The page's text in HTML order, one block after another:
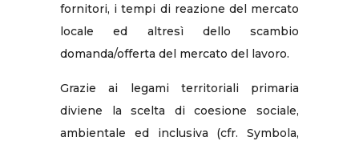
fornitori, i tempi di reazione del mercato
locale ed altresì dello scambio
domanda/offerta del mercato del lavoro.
Grazie ai legami territoriali primaria
diviene la scelta di coesione sociale,
ambientale ed inclusiva (cfr. Symbola,